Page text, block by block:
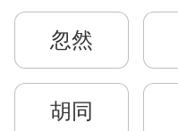
忽然
胡同